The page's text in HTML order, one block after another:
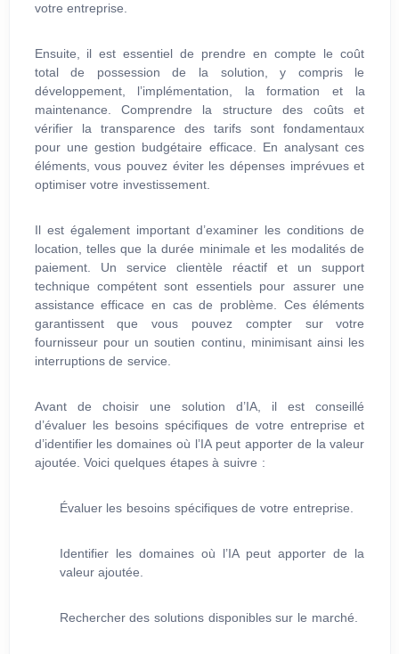
votre entreprise.
Ensuite, il est essentiel de prendre en compte le coût
total de possession de la solution, y compris le
développement, l’implémentation, la formation et la
maintenance. Comprendre la structure des coûts et
vérifier la transparence des tarifs sont fondamentaux
pour une gestion budgétaire efficace. En analysant ces
éléments, vous pouvez éviter les dépenses imprévues et
optimiser votre investissement.
Il est également important d’examiner les conditions de
location, telles que la durée minimale et les modalités de
paiement. Un service clientèle réactif et un support
technique compétent sont essentiels pour assurer une
assistance efficace en cas de problème. Ces éléments
garantissent que vous pouvez compter sur votre
fournisseur pour un soutien continu, minimisant ainsi les
interruptions de service.
Avant de choisir une solution d’IA, il est conseillé
d’évaluer les besoins spécifiques de votre entreprise et
d’identifier les domaines où l’IA peut apporter de la valeur
ajoutée. Voici quelques étapes à suivre :
Évaluer les besoins spécifiques de votre entreprise.
Identifier les domaines où l’IA peut apporter de la
valeur ajoutée.
Rechercher des solutions disponibles sur le marché.